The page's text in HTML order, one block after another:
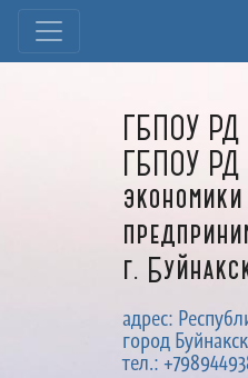
ГБПОУ
ГБПОУ
г.
адрес:
город
тел.: